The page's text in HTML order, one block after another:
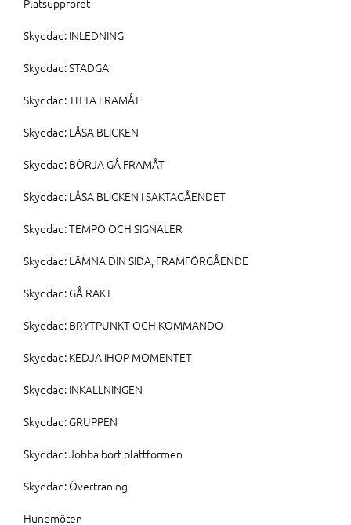
Platsupproret
Skyddad: INLEDNING
Skyddad: STADGA
Skyddad: TITTA FRAMÅT
Skyddad: LÅSA BLICKEN
Skyddad: BÖRJA GÅ FRAMÅT
Skyddad: LÅSA BLICKEN I SAKTAGÅENDET
Skyddad: TEMPO OCH SIGNALER
Skyddad: LÄMNA DIN SIDA, FRAMFÖRGÅENDE
Skyddad: GÅ RAKT
Skyddad: BRYTPUNKT OCH KOMMANDO
Skyddad: KEDJA IHOP MOMENTET
Skyddad: INKALLNINGEN
Skyddad: GRUPPEN
Skyddad: Jobba bort plattformen
Skyddad: Överträning
Hundmöten